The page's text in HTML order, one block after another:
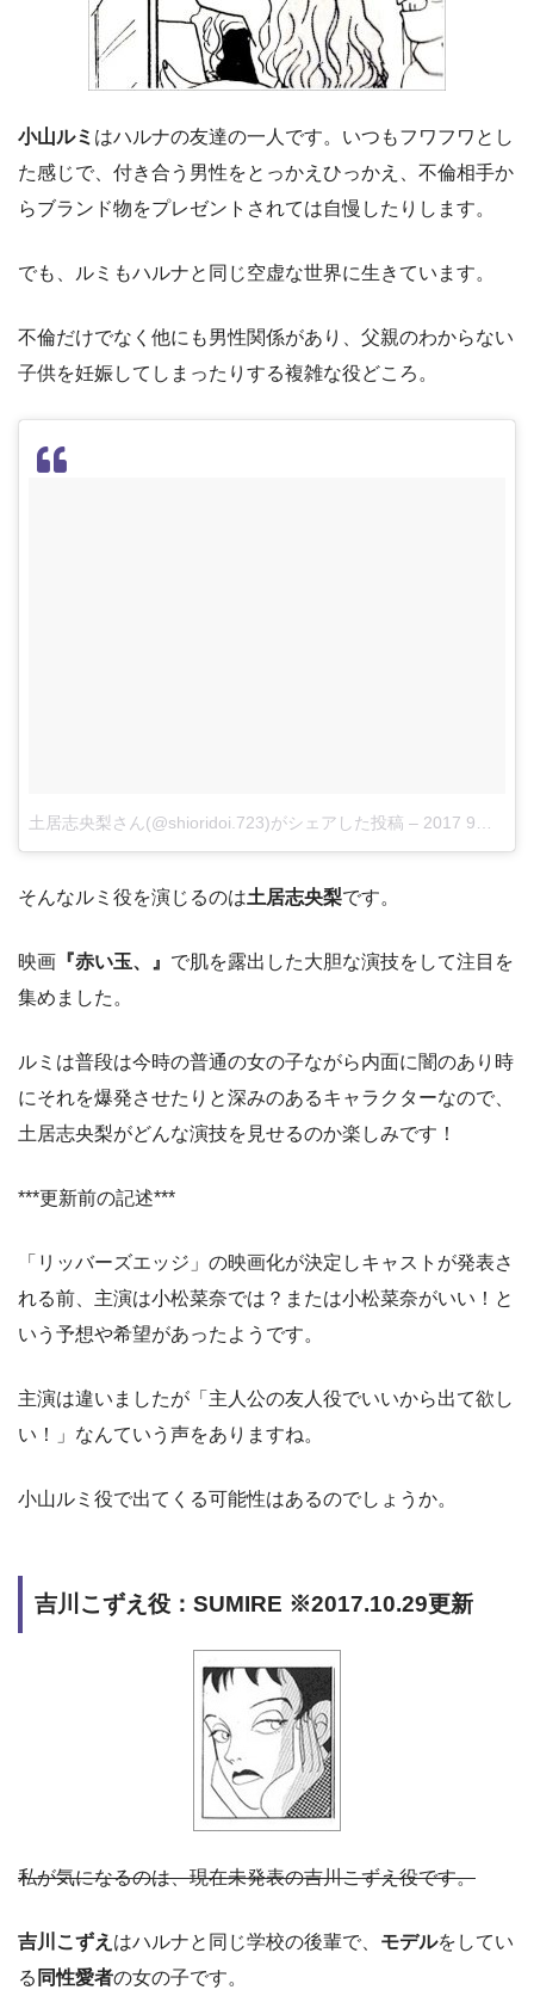
小山ルミ はハルナの友達の一人です。いつもフワフワとし
た感じで、付き合う男性をとっかえひっかえ、不倫相手か
らブランド物をプレゼントされては自慢したりします。
でも、ルミもハルナと同じ空虚な世界に生きています。
不倫だけでなく他にも男性関係があり、父親のわからない
子供を妊娠してしまったりする複雑な役どころ。
土居志央梨さん(@shioridoi.723)がシェアした投稿 – 2017 9月 19 12:31午前 PDT
そんなルミ役を演じるのは土居志央梨です。
映画 『赤い玉、』 で肌を露出した大胆な演技をして注目を
集めました。
ルミは普段は今時の普通の女の子ながら内面に闇のあり時
にそれを爆発させたりと深みのあるキャラクターなので、
土居志央梨がどんな演技を見せるのか楽しみです！
***更新前の記述***
「リッバーズエッジ」の映画化が決定しキャストが発表さ
れる前、主演は小松菜奈では？または小松菜奈がいい！と
いう予想や希望があったようです。
主演は違いましたが「主人公の友人役でいいから出て欲し
い！」なんていう声をありますね。
小山ルミ役で出てくる可能性はあるのでしょうか。
吉川こずえ役：SUMIRE ※2017.10.29更新
私が気になるのは、現在未発表の吉川こずえ役です。
吉川こずえ はハルナと同じ学校の後輩で、 モデルをしてい
る 同性愛者の女の子です。